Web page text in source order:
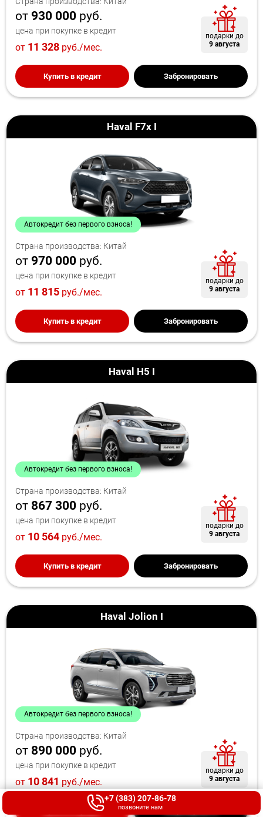
от 930 000 руб.
цена при покупке в кредит
от 11 328 руб./мес.
подарки до
9 августа
Купить в кредит Забронировать
Haval F7x I
Автокредит без первого взноса!
Страна производства: Китай
от 970 000 руб.
цена при покупке в кредит
от 11 815 руб./мес.
подарки до
9 августа
Купить в кредит Забронировать
Haval H5 I
Автокредит без первого взноса!
Страна производства: Китай
от 867 300 руб.
цена при покупке в кредит
от 10 564 руб./мес.
подарки до
9 августа
Купить в кредит Забронировать
Haval Jolion I
Автокредит без первого взноса!
Страна производства: Китай
от 890 000 руб.
цена при покупке в кредит
от 10 841 руб./мес.
подарки до
9 августа
Купить в кредит
+7 (383) 207-86-78
позвоните нам